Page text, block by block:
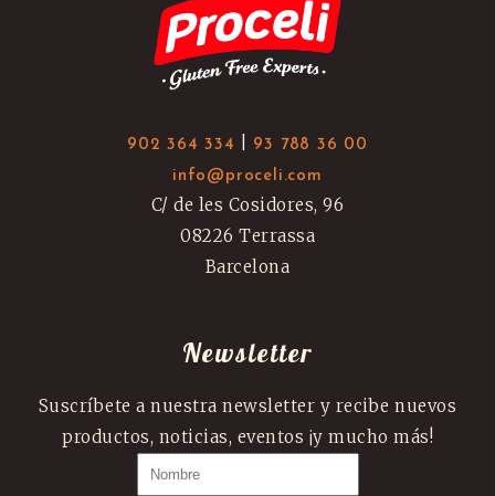
902 364 334
93 788 36 00
info@proceli.com
C/ de les Cosidores, 96
08226 Terrassa
Barcelona
Newsletter
Suscríbete a nuestra newsletter y recibe nuevos
productos, noticias, eventos ¡y mucho más!